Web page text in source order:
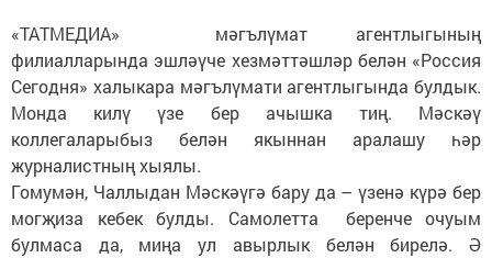
«ТАТМЕДИА» мәгълүмат агентлыгының
филиалларында эшләүче хезмәттәшләр белән «Россия
Сегодня» халыкара мәгълүмати агентлыгында булдык.
Монда килү үзе бер ачышка тиң. Мәскәү
коллегаларыбыз белән якыннан аралашу һәр
журналистның хыялы.
Гомумән, Чаллыдан Мәскәүгә бару да – үзенә күрә бер
могҗиза кебек булды. Самолетта беренче очуым
булмаса да, миңа ул авырлык белән бирелә. Ә